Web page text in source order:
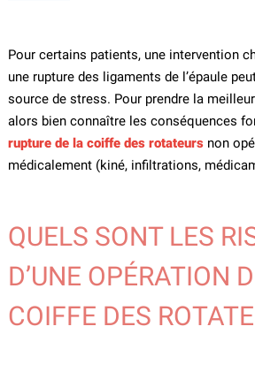
Pour certains patients, une intervention
une rupture des ligaments de l’épaule
source de stress. Pour prendre la
alors bien connaître les conséquences
rupture de la coiffe des rotateursnon
médicalement (kiné, infiltrations,
QUELS SONT LES
D’UNE OPÉRATION
COIFFE DES